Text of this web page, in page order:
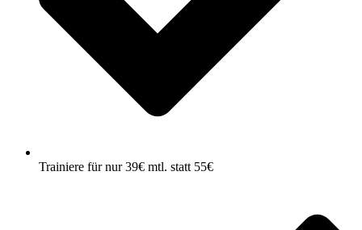
Trainiere für nur 39€ mtl. statt 55€